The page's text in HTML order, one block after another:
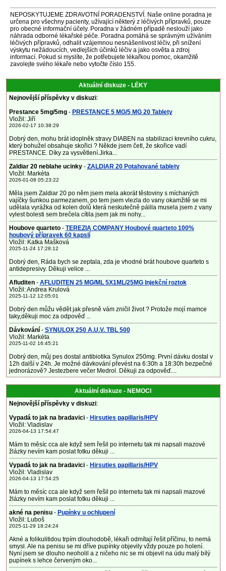
NEPOSKYTUJEME ZDRAVOTNÍ PORADENSTVÍ. Naše online poradna je
určena pro všechny pacienty, užívající některý z léčivých přípravků, pouze
pro obecné informační účely. Poradna v žádném případě neslouží jako
náhrada odborné lékařské péče. Poradna pomáhá se správným užíváním
léčivých přípravků, odhalit vzájemnou nesnášenlivost léčiv, při snížení
výskytu nežádoucích, vedlejších účinků léčiv a jako osvěta a zdroj
informací. Pokud si myslíte, že potřebujete lékařkou pomoc, okamžitě
zavolejte svého lékaře nebo vytočte číslo 155.
Aktuální diskuze - LÉKY
Nejnovější příspěvky v diskuzi:
Prestance 5mg/5mg- PRESTANCE 5 MG/5 MG 20 Tablety
Vložil: Jiří
2026-02-17 10:38:29
Dobrý den, mohu brát idoplněk stravy DIABEN na stabilizaci krevního cukru,
který bohužel obsahuje skořici ? Někde jsem četl, že skořice vadí
PRESTANCE. Díky za vysvětlení.Jirka...
Zaldiar 20 neblahe ucinky- ZALDIAR 20 Potahované tablety
Vložil: Markéta
2026-01-08 05:23:22
Měla jsem Zaldiar 20 po něm jsem mela akorát těstoviny s míchaných
vajíčky šunkou parmezanem, po tem jsem vlezla do vany okamžitě se mi
udělala vyrážka od kolen dolů která neskutečně pálila musela jsem z vany
vylest bolesti sem brečela cítila jsem jak mi nohy...
Houbove quarteto- TEREZIA COMPANY Houbové quarteto 100%
houbový přípravek 60 kapslí
Vložil: Katka Mašková
2025-11-24 17:28:12
Dobrý den, Ráda bych se zeptala, zda je vhodné brát houbove quarteto s
antidepresivy. Děkuji velice ...
Afluditen- AFLUDITEN 25 MG/ML 5X1ML/25MG Injekční roztok
Vložil: Andrea Krulová
2025-11-12 12:05:01
Dobrý den můžu vědět jak přesně vám zničil život ? Protože mojí mamce
taky,děkuji moc za odpověď ...
Dávkování - SYNULOX 250 A.U.V. TBL 500
Vložil: Markéta
2025-11-02 16:45:21
Dobrý den, můj pes dostal antibiotika Synulox 250mg. První dávku dostal v
12h další v 24h. Je možné dávkování převést na 6:30h a 18:30h bezpečné
jednorázově? Jestezbere večer Medrol. Děkuji za odpověď....
Aktuální diskuze - NEMOCI
Nejnovější příspěvky v diskuzi:
Vypadá to jak na bradavici - Hirsuties papillaris/HPV
Vložil: Vladislav
2026-04-13 17:54:47
Mám to měsíc cca ale když sem řešil po internetu tak mi napsali mazové
žlázky nevím kam poslat fotku děkuji ...
Vypadá to jak na bradavici - Hirsuties papillaris/HPV
Vložil: Vladislav
2026-04-13 17:54:25
Mám to měsíc cca ale když sem řešil po internetu tak mi napsali mazové
žlázky nevím kam poslat fotku děkuji ...
akné na penisu- Pupínky u ochlupení
Vložil: Luboš
2025-11-29 18:24:24
Akné a folikulitidou trpím dlouhodobě, lékaři odmítají řešit příčinu, to nemá
smysl. Ale na penisu se mi dříve pupínky objevily vždy pouze po holení.
Nyní jsem se dlouho neoholil a z ničeho nic se mi objevil na údu malý bílý
pupínek s lehce červeným oko...